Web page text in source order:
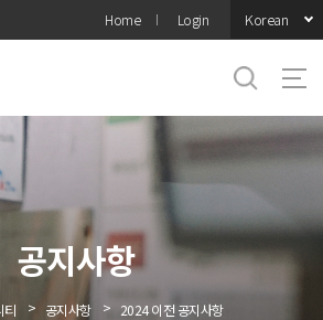
Home Login Korean
공지사항
티 > 공지사항 > 2024 이전 공지사항